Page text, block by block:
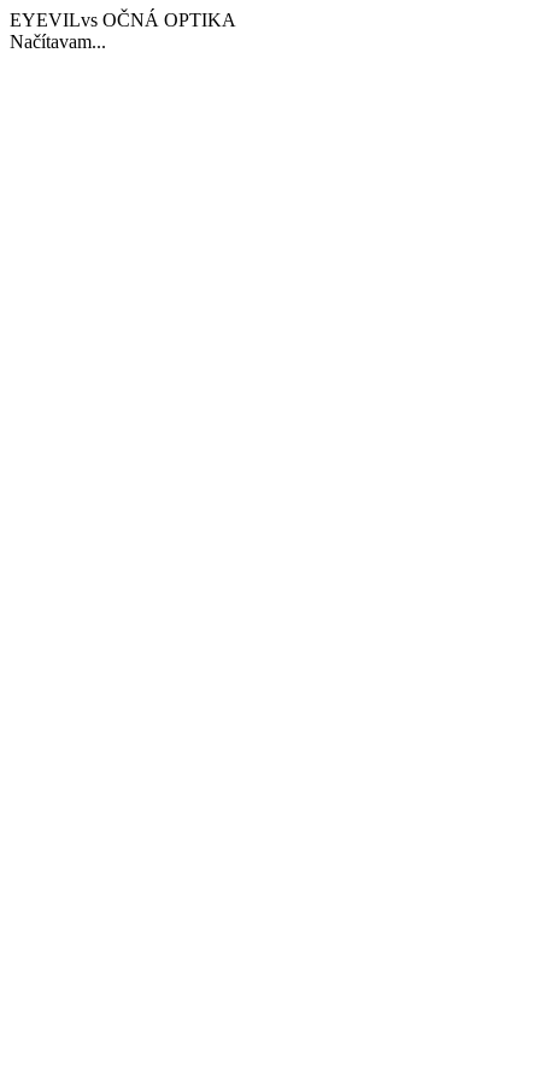
EYEVILvs OČNÁ OPTIKA
Načítavam...